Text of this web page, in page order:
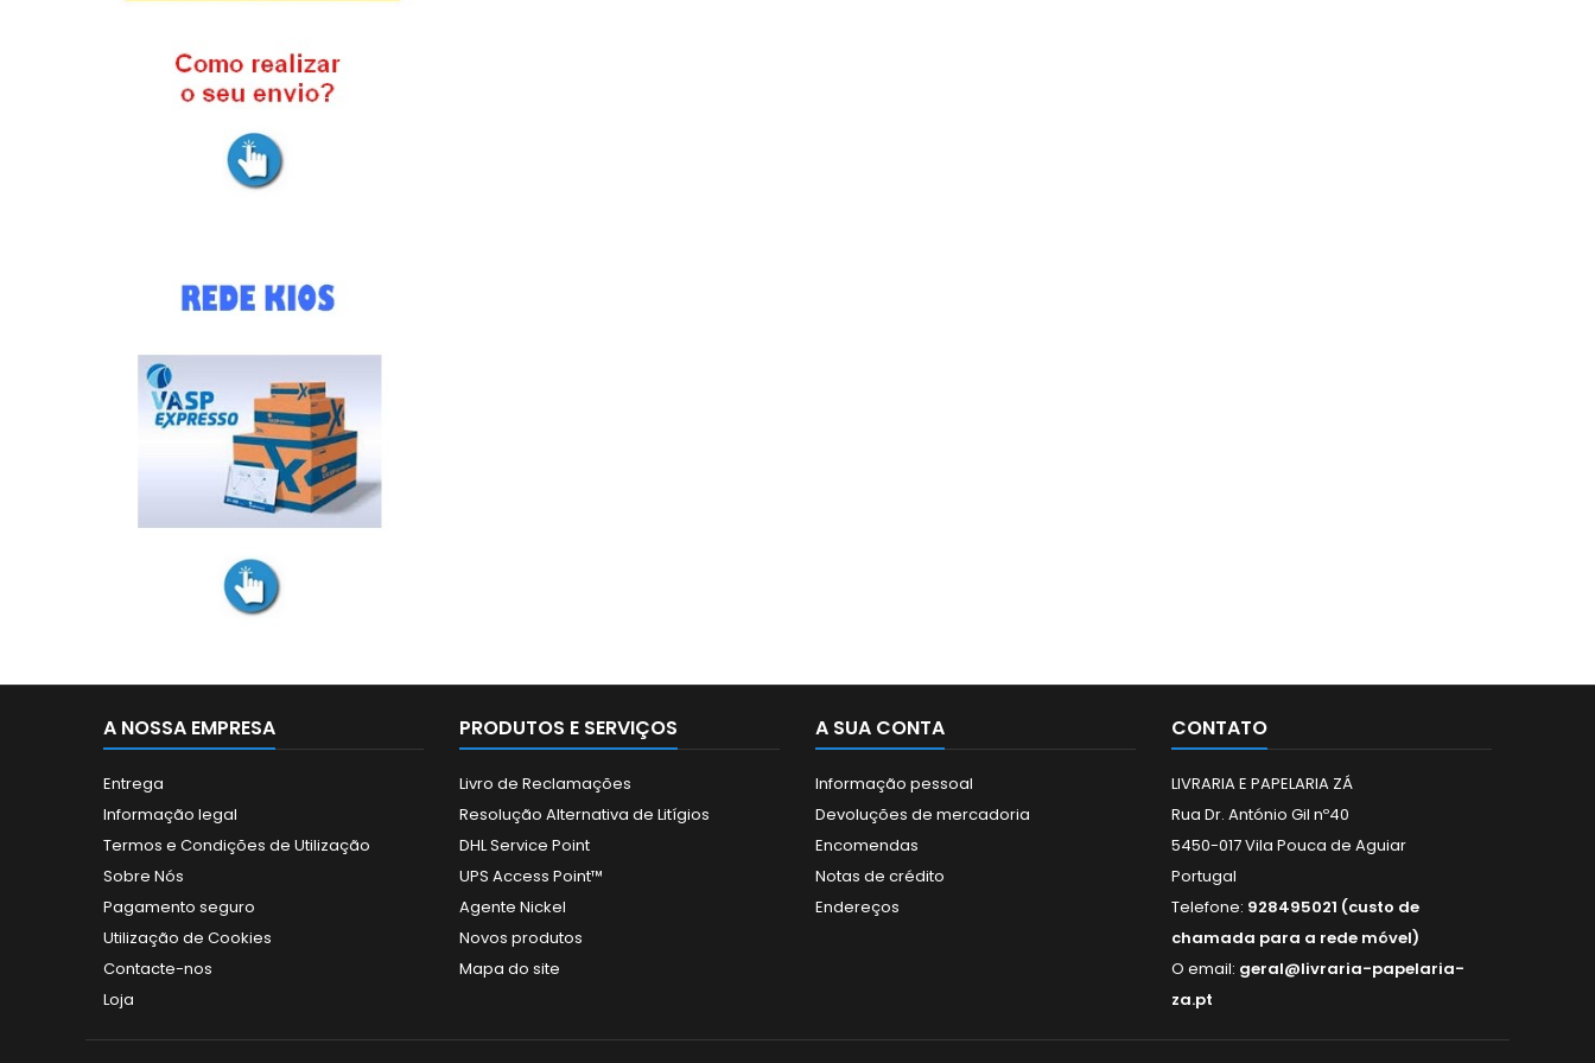
A NOSSA EMPRESA
Entrega
Informação legal
Termos e Condições de Utilização
Sobre Nós
Pagamento seguro
Utilização de Cookies
Contacte-nos
Loja
PRODUTOS E SERVIÇOS
Livro de Reclamações
Resolução Alternativa de Litígios
DHL Service Point
UPS Access Point™
Agente Nickel
Novos produtos
Mapa do site
A SUA CONTA
Informação pessoal
Devoluções de mercadoria
Encomendas
Notas de crédito
Endereços
CONTATO
LIVRARIA E PAPELARIA ZÁ
Rua Dr. António Gil nº40
5450-017 Vila Pouca de Aguiar
Portugal
Telefone: 928495021 (custo de
chamada para a rede móvel)
O email: geral@livraria-papelaria-
za.pt